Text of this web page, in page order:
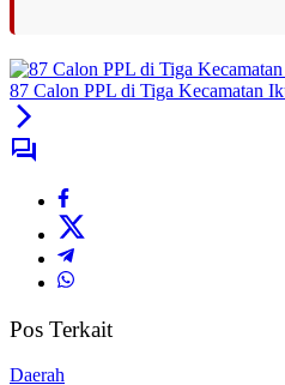
87 Calon PPL di Tiga Kecamatan
Pos Terkait
Daerah